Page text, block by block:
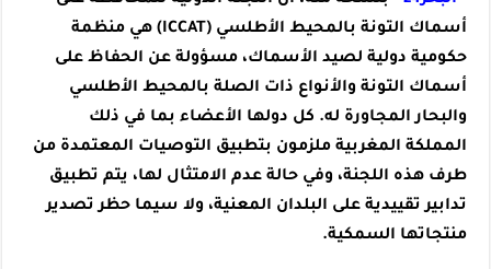
أسماك التونة بالمحيط الأطلسي (ICCAT) هي منظمة
حكومية دولية لصيد الأسماك، مسؤولة عن الحفاظ على
أسماك التونة والأنواع ذات الصلة بالمحيط الأطلسي
والبحار المجاورة له. كل دولها الأعضاء بما في ذلك
المملكة المغربية ملزمون بتطبيق التوصيات المعتمدة من
طرف هذه اللجنة، وفي حالة عدم الامتثال لها، يتم تطبيق
تدابير تقييدية على البلدان المعنية، ولا سيما حظر تصدير
منتجاتها السمكية.